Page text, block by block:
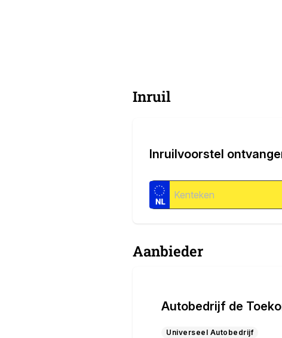
Inruil
Inruilvoorstel
Aanbieder
Autobedrijf de
Universeel Autobedrijf